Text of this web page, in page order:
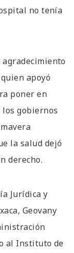
no tenía
apoyó
poner en
los gobiernos
la salud dejó
derecho.
Jurídica y
Geovany
al Instituto de